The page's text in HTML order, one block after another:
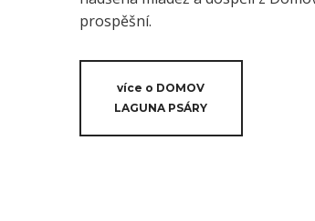
prospěšní.
více o DOMOV
LAGUNA PSÁRY